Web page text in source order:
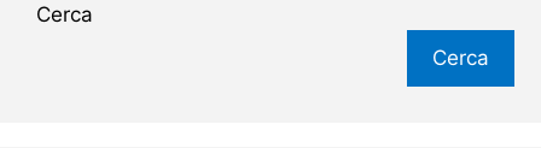
Cerca
Cerca